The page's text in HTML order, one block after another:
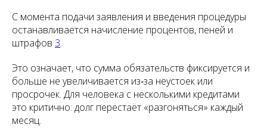
С момента подачи заявления и введения процедуры
останавливается начисление процентов, пеней и
штрафов 3.
Это означает, что сумма обязательств фиксируется и
больше не увеличивается из‑за неустоек или
просрочек. Для человека с несколькими кредитами
это критично: долг перестаёт «разгоняться» каждый
месяц.